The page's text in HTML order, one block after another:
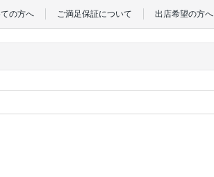
の方へ ご満足保証について 出店希望の方へ